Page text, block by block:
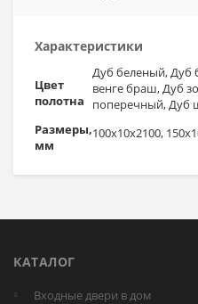
Характеристики
Цвет
полотна
Дуб беленый, Дуб
венге браш, Дуб
поперечный, Дуб
Размеры,
мм
100х10х2100,
КАТАЛОГ
Входные двери в дом